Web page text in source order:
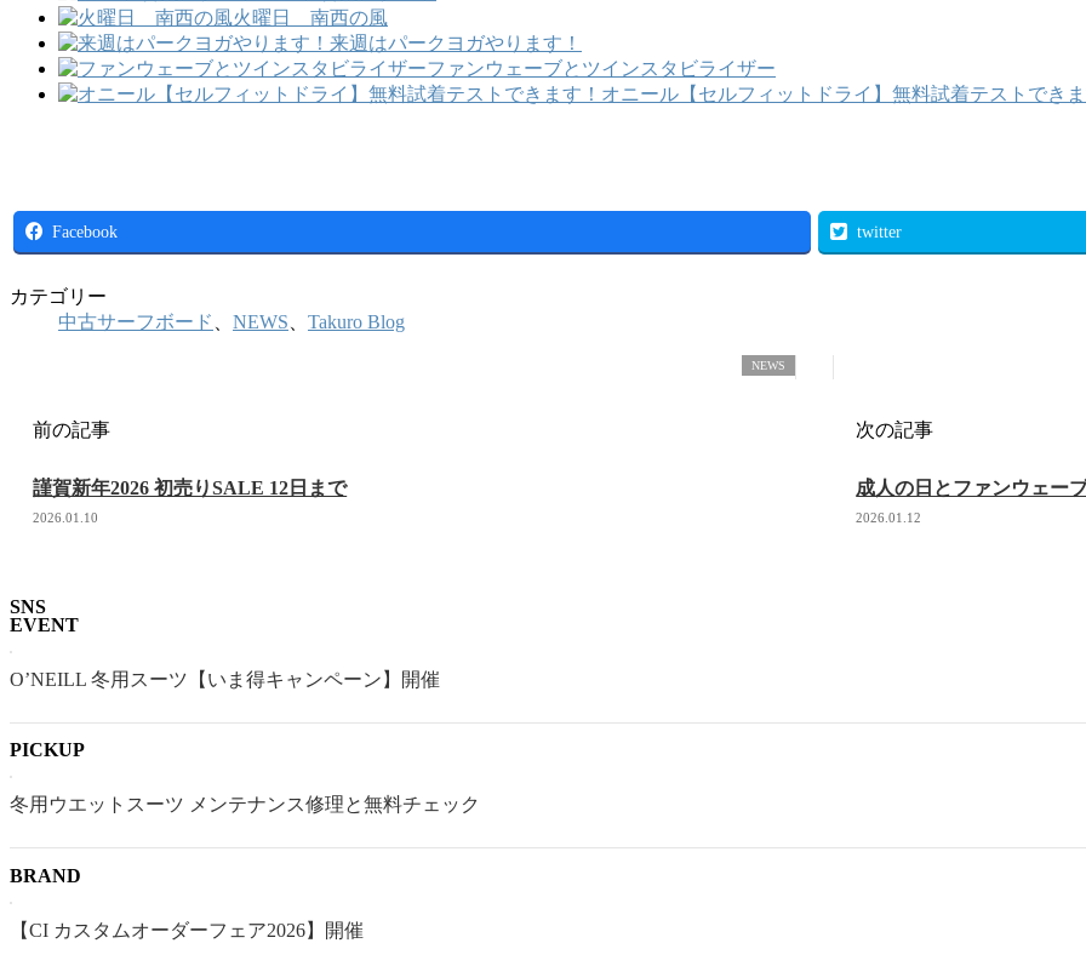
火曜日 南西の風
来週はパークヨガやります！
ファンウェーブとツインスタビライザー
オニール【セルフィットドライ】無料試着テストできま
Facebook twitter
カテゴリー
中古サーフボード
NEWS Takuro Blog
NEWS
前の記事
謹賀新年2026 初売りSALE 12日まで
2026.01.10
次の記事
成人の日とファンウェー
2026.01.12
SNS
EVENT
O’NEILL 冬用スーツ【いま得キャンペーン】開催
PICKUP
冬用ウエットスーツ メンテナンス修理と無料チェック
BRAND
【CI カスタムオーダーフェア2026】開催